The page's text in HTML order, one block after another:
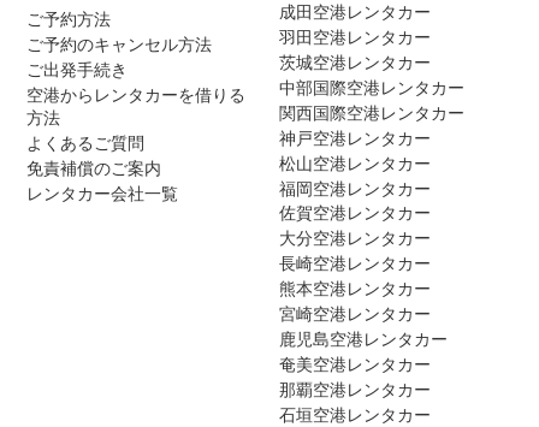
ご予約方法
ご予約のキャンセル方法
ご出発手続き
空港からレンタカーを借りる
方法
よくあるご質問
免責補償のご案内
レンタカー会社一覧
成田空港レンタカー
羽田空港レンタカー
茨城空港レンタカー
中部国際空港レンタカー
関西国際空港レンタカー
神戸空港レンタカー
松山空港レンタカー
福岡空港レンタカー
佐賀空港レンタカー
大分空港レンタカー
長崎空港レンタカー
熊本空港レンタカー
宮崎空港レンタカー
鹿児島空港レンタカー
奄美空港レンタカー
那覇空港レンタカー
石垣空港レンタカー